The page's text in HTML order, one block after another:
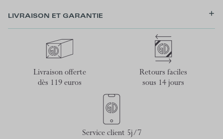
LIVRAISON ET GARANTIE
Livraison offerte
dès 119 euros
Retours faciles
sous 14 jours
Service client 5j/7